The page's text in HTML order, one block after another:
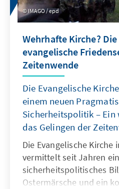
IMAGO / epd
Wehrhafte Kirche?
evangelische
Zeitenwende
Die Evangelische
einem neuen
Sicherheitspolitik –
das Gelingen der
Die Evangelische Kirche
vermittelt seit Jahren
sicherheitspolitisches
Ostermärsche und ein